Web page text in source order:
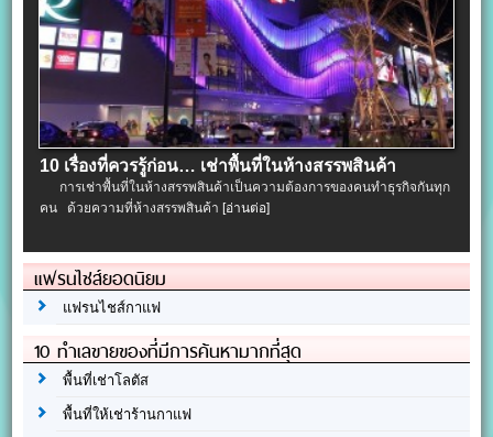
10 เรื่องที่ควรรู้ก่อน… เช่าพื้นที่ในห้างสรรพสินค้า
การเช่าพื้นที่ในห้างสรรพสินค้าเป็นความต้องการของคนทำธุรกิจกันทุก
คน ด้วยความที่ห้างสรรพสินค้า[อ่านต่อ]
แฟรนไชส์ยอดนิยม
แฟรนไชส์กาแฟ
10 ทำเลขายของที่มีการค้นหามากที่สุด
พื้นที่เช่าโลตัส
พื้นที่ให้เช่าร้านกาแฟ